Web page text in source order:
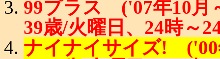
99プラス ('07年10月
39歳/火曜日、24時～
ナイナイサイズ! ('00